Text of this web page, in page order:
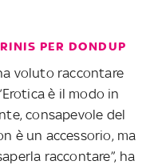
PER DONDUP
voluto raccontare
è il modo in
consapevole del
è un accessorio, ma
raccontare”, ha